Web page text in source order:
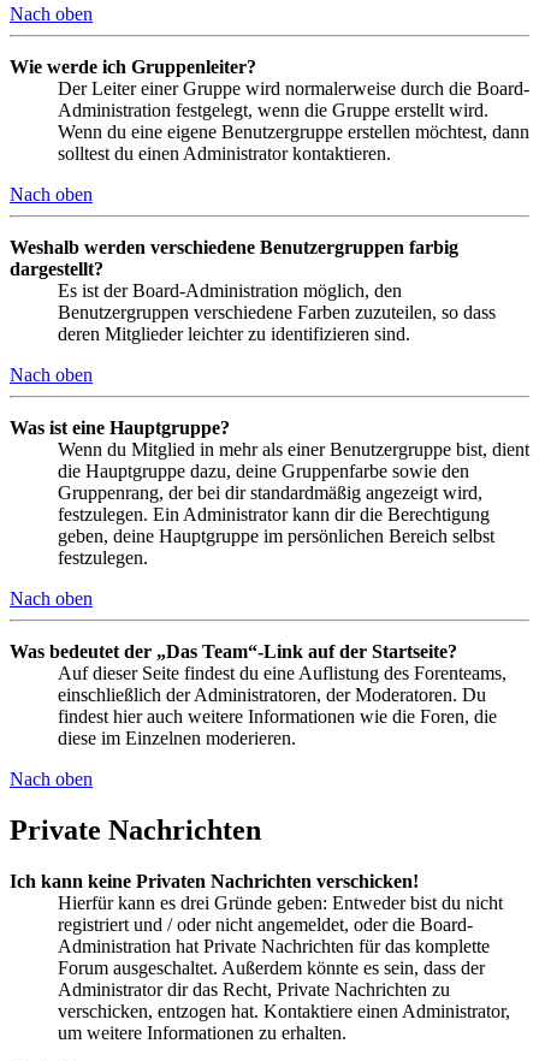
Nach oben
Wie werde ich Gruppenleiter?
Der Leiter einer Gruppe wird normalerweise durch die Board-
Administration festgelegt, wenn die Gruppe erstellt wird.
Wenn du eine eigene Benutzergruppe erstellen möchtest, dann
solltest du einen Administrator kontaktieren.
Nach oben
Weshalb werden verschiedene Benutzergruppen farbig
dargestellt?
Es ist der Board-Administration möglich, den
Benutzergruppen verschiedene Farben zuzuteilen, so dass
deren Mitglieder leichter zu identifizieren sind.
Nach oben
Was ist eine Hauptgruppe?
Wenn du Mitglied in mehr als einer Benutzergruppe bist, dient
die Hauptgruppe dazu, deine Gruppenfarbe sowie den
Gruppenrang, der bei dir standardmäßig angezeigt wird,
festzulegen. Ein Administrator kann dir die Berechtigung
geben, deine Hauptgruppe im persönlichen Bereich selbst
festzulegen.
Nach oben
Was bedeutet der „Das Team“-Link auf der Startseite?
Auf dieser Seite findest du eine Auflistung des Forenteams,
einschließlich der Administratoren, der Moderatoren. Du
findest hier auch weitere Informationen wie die Foren, die
diese im Einzelnen moderieren.
Nach oben
Private Nachrichten
Ich kann keine Privaten Nachrichten verschicken!
Hierfür kann es drei Gründe geben: Entweder bist du nicht
registriert und / oder nicht angemeldet, oder die Board-
Administration hat Private Nachrichten für das komplette
Forum ausgeschaltet. Außerdem könnte es sein, dass der
Administrator dir das Recht, Private Nachrichten zu
verschicken, entzogen hat. Kontaktiere einen Administrator,
um weitere Informationen zu erhalten.